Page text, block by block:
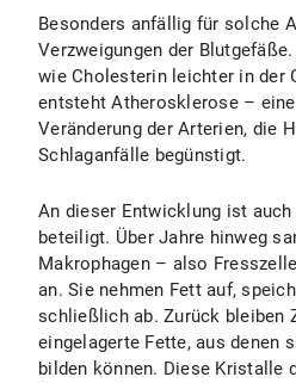
Besonders anfällig für solche
Verzweigungen der
wie Cholesterin leichter in der
entsteht Atherosklerose –
Veränderung der Arterien, die
Schlaganfälle begünstigt.
An dieser Entwicklung ist
beteiligt. Über Jahre hinweg
Makrophagen – also
an. Sie nehmen Fett auf,
schließlich ab. Zurück bleiben
eingelagerte Fette, aus denen
bilden können. Diese Kristalle